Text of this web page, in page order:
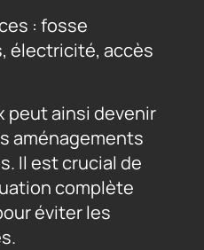
: fosse
électricité, accès
peut ainsi devenir
aménagements
Il est crucial de
complète
éviter les